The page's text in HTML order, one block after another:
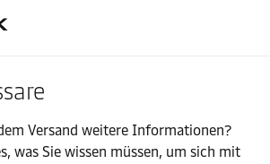
Versand weitere Informationen?
was Sie wissen müssen, um sich mit